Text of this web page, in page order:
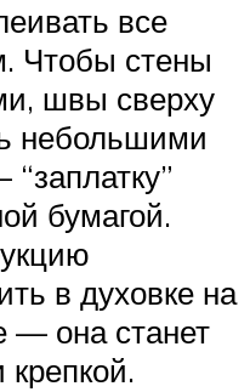
все
Чтобы стены
швы сверху
небольшими
бумагой.
в духовке на
— она станет